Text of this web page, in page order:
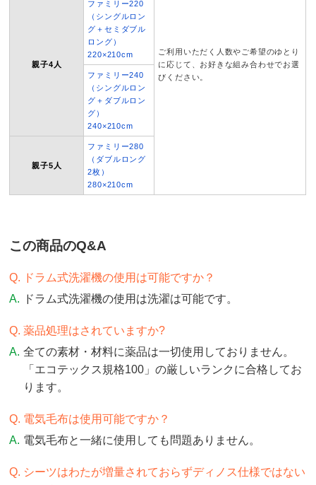
ご利用いただく人数やご希望のゆとり
に応じて、お好きな組み合わせでお選
びください。
親子4人
ファミリー220
（シングルロン
グ＋セミダブル
ロング）
220×210cm
ファミリー240
（シングルロン
グ＋ダブルロン
グ）
240×210cm
親子5人
ファミリー280
（ダブルロング
2枚）
280×210cm
この商品のQ&A
ドラム式洗濯機の使用は可能ですか？
ドラム式洗濯機の使用は洗濯は可能です。
薬品処理はされていますか?
全ての素材・材料に薬品は一切使用しておりません。
「エコテックス規格100」の厳しいランクに合格してお
ります。
電気毛布は使用可能ですか？
電気毛布と一緒に使用しても問題ありません。
シーツはわたが増量されておらずディノス仕様ではない